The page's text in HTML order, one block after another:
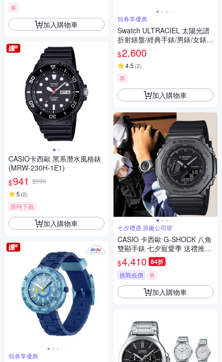
券
加入購物車
CASIO卡西歐 黑系潛水風格錶
(MRW-230H-1E1)
$941 $990
5 (2)
限時下殺
加入購物車
領券享優惠
領券享優惠
Swatch ULTRACIEL 太陽光譜
折射錶盤/經典手錶/男錶/女錶/
瑞士製造 GE713 (34mm)
$2,600
4.5 (2)
券
加入購物車
七夕禮遇 原廠公司貨
CASIO 卡西歐 G-SHOCK 八角
雙顯手錶 七夕寵愛季 送禮推薦
GM-2100BB-1A
$4,410 84折
挑戰低價 券
加入購物車